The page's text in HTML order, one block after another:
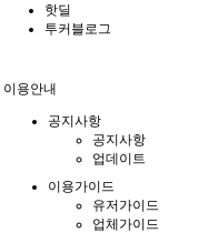
핫딜
투커블로그
이용안내
공지사항
공지사항
업데이트
이용가이드
유저가이드
업체가이드